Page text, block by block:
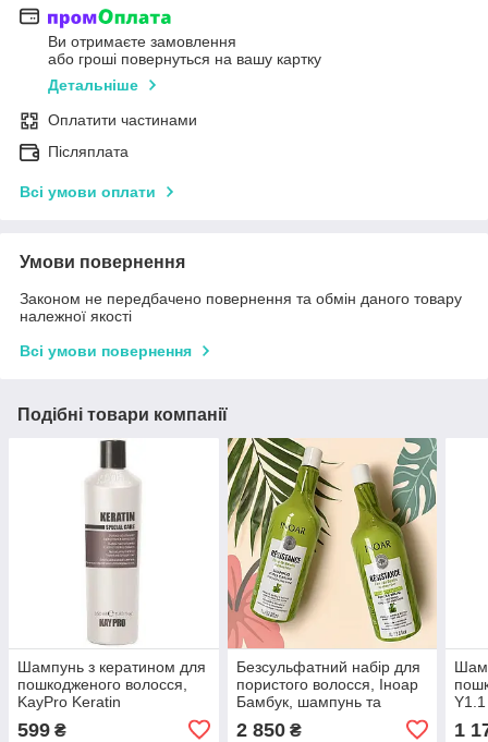
Ви отримаєте замовлення
або гроші повернуться на вашу картку
Детальніше
Оплатити частинами
Післяплата
Всі умови оплати
Умови повернення
Законом не передбачено повернення та обмін даного товару
належної якості
Всі умови повернення
Подібні товари компанії
Шампунь з кератином для
пошкодженого волосся,
KayPro Keratin
599 ₴
Безсульфатний набір для
пористого волосся, Іноар
Бамбук, шампунь та
кондиціонер, 2х1000 мл
2 850₴ 1